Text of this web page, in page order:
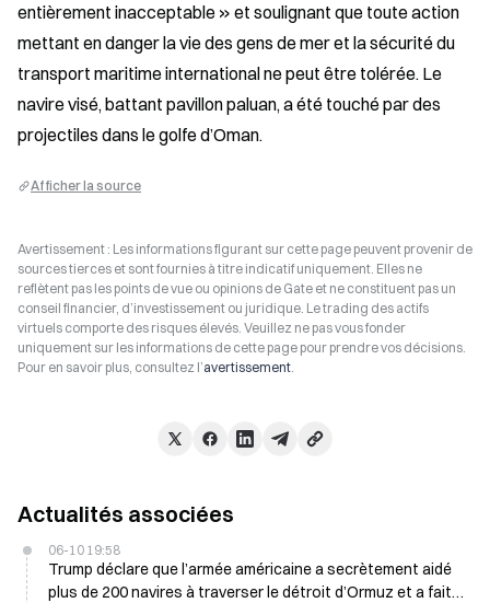
entièrement inacceptable » et soulignant que toute action
mettant en danger la vie des gens de mer et la sécurité du
transport maritime international ne peut être tolérée. Le
navire visé, battant pavillon paluan, a été touché par des
projectiles dans le golfe d’Oman.
Afficher la source
Avertissement : Les informations figurant sur cette page peuvent provenir de
sources tierces et sont fournies à titre indicatif uniquement. Elles ne
reflètent pas les points de vue ou opinions de Gate et ne constituent pas un
conseil financier, d’investissement ou juridique. Le trading des actifs
virtuels comporte des risques élevés. Veuillez ne pas vous fonder
uniquement sur les informations de cette page pour prendre vos décisions.
Pour en savoir plus, consultez l’avertissement.
Actualités associées
06-10 19:58
Trump déclare que l’armée américaine a secrètement aidé
plus de 200 navires à traverser le détroit d’Ormuz et a fait